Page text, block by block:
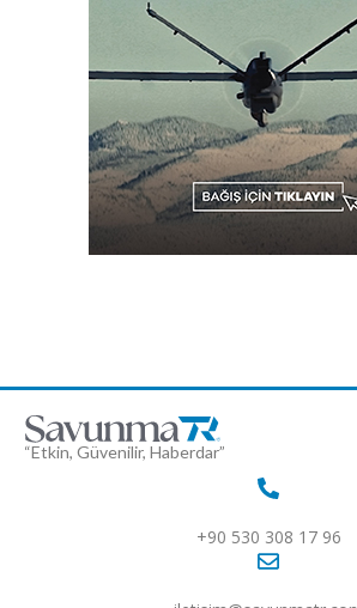
“Etkin, Güvenilir, Haberdar”
+90 530 308 17 96